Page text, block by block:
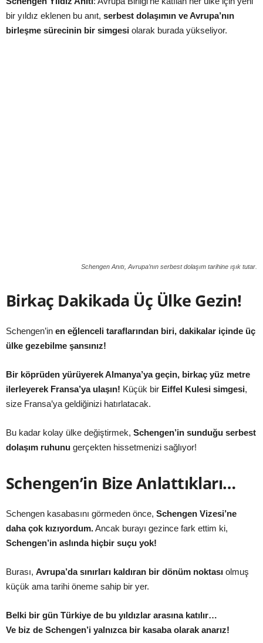
bir yıldız eklenen bu anıt, serbest dolaşımın ve Avrupa’nın
birleşme sürecinin bir simgesi olarak burada yükseliyor.
Schengen Anıtı, Avrupa’nın serbest dolaşım tarihine ışık tutar.
Birkaç Dakikada Üç Ülke Gezin!
Schengen’in en eğlenceli taraflarından biri, dakikalar içinde üç
ülke gezebilme şansınız!
Bir köprüden yürüyerek Almanya’ya geçin, birkaç yüz metre
ilerleyerek Fransa’ya ulaşın! Küçük bir Eiffel Kulesi simgesi,
size Fransa’ya geldiğinizi hatırlatacak.
Bu kadar kolay ülke değiştirmek, Schengen’in sunduğu serbest
dolaşım ruhunu gerçekten hissetmenizi sağlıyor!
Schengen’in Bize Anlattıkları…
Schengen kasabasını görmeden önce, Schengen Vizesi’ne
daha çok kızıyordum.Ancak burayı gezince fark ettim ki,
Schengen’in aslında hiçbir suçu yok!
Burası, Avrupa’da sınırları kaldıran bir dönüm noktası olmuş
küçük ama tarihi öneme sahip bir yer.
Belki bir gün Türkiye de bu yıldızlar arasına katılır…
Ve biz de Schengen’i yalnızca bir kasaba olarak anarız!